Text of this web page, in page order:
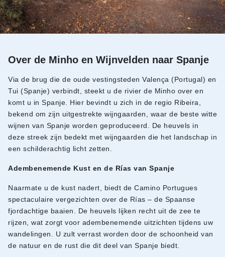
Over de Minho en Wijnvelden naar Spanje
Via de brug die de oude vestingsteden Valença (Portugal) en
Tui (Spanje) verbindt, steekt u de rivier de Minho over en
komt u in Spanje. Hier bevindt u zich in de regio Ribeira,
bekend om zijn uitgestrekte wijngaarden, waar de beste witte
wijnen van Spanje worden geproduceerd. De heuvels in
deze streek zijn bedekt met wijngaarden die het landschap in
een schilderachtig licht zetten.
Adembenemende Kust en de Rías van Spanje
Naarmate u de kust nadert, biedt de Camino Portugues
spectaculaire vergezichten over de Rías – de Spaanse
fjordachtige baaien. De heuvels lijken recht uit de zee te
rijzen, wat zorgt voor adembenemende uitzichten tijdens uw
wandelingen. U zult verrast worden door de schoonheid van
de natuur en de rust die dit deel van Spanje biedt.